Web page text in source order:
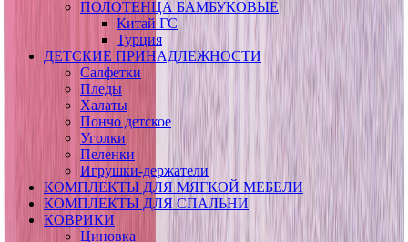
ПОЛОТЕНЦА БАМБУКОВЫЕ
Китай ГС
Турция
ДЕТСКИЕ ПРИНАДЛЕЖНОСТИ
Салфетки
Пледы
Халаты
Пончо детское
Уголки
Пеленки
Игрушки-держатели
КОМПЛЕКТЫ ДЛЯ МЯГКОЙ МЕБЕЛИ
КОМПЛЕКТЫ ДЛЯ СПАЛЬНИ
КОВРИКИ
Циновка